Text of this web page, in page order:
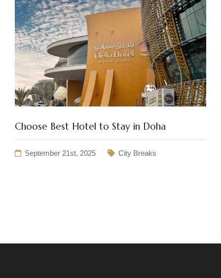
Choose Best Hotel to Stay in Doha
September 21st, 2025 City Breaks